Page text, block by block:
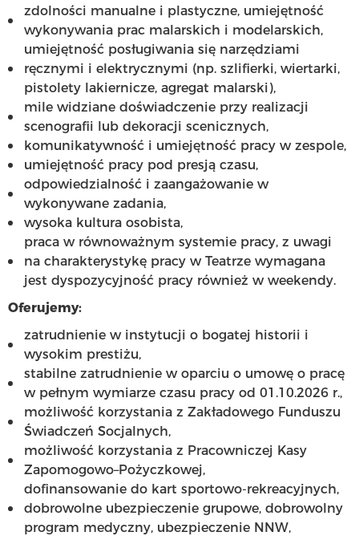
zdolności manualne i plastyczne, umiejętność
wykonywania prac malarskich i modelarskich,
umiejętność posługiwania się narzędziami
ręcznymi i elektrycznymi (np. szlifierki, wiertarki,
pistolety lakiernicze, agregat malarski),
mile widziane doświadczenie przy realizacji
scenografii lub dekoracji scenicznych,
komunikatywność i umiejętność pracy w zespole,
umiejętność pracy pod presją czasu,
odpowiedzialność i zaangażowanie w
wykonywane zadania,
wysoka kultura osobista,
praca w równoważnym systemie pracy, z uwagi
na charakterystykę pracy w Teatrze wymagana
jest dyspozycyjność pracy również w weekendy.
Oferujemy:
zatrudnienie w instytucji o bogatej historii i
wysokim prestiżu,
stabilne zatrudnienie w oparciu o umowę o pracę
w pełnym wymiarze czasu pracy od 01.10.2026 r.,
możliwość korzystania z Zakładowego Funduszu
Świadczeń Socjalnych,
możliwość korzystania z Pracowniczej Kasy
Zapomogowo–Pożyczkowej,
dofinansowanie do kart sportowo-rekreacyjnych,
dobrowolne ubezpieczenie grupowe, dobrowolny
program medyczny, ubezpieczenie NNW,